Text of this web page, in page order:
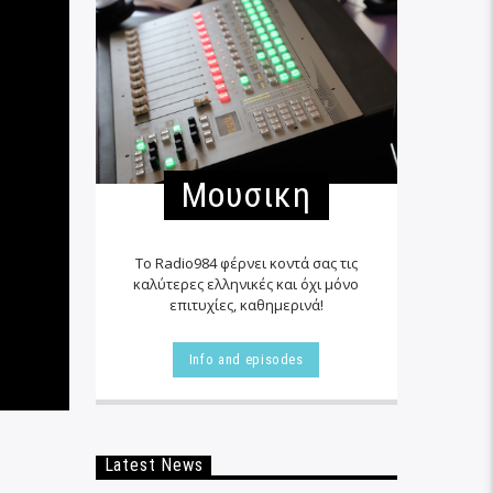
Μουσικη
Το Radio984 φέρνει κοντά σας τις
καλύτερες ελληνικές και όχι μόνο
επιτυχίες, καθημερινά!
Info and episodes
Latest News